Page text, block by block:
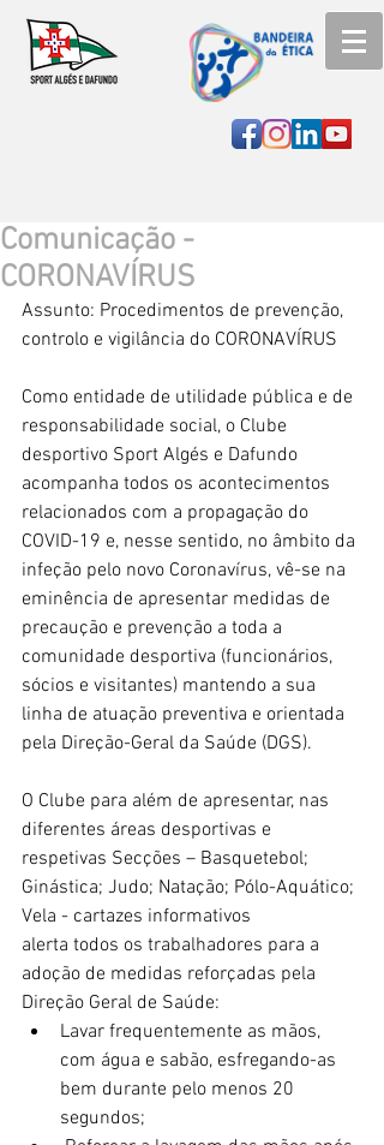
Comunicação -
CORONAVÍRUS
Assunto: Procedimentos de prevenção,
controlo e vigilância do CORONAVÍRUS
Como entidade de utilidade pública e de
responsabilidade social, o Clube
desportivo Sport Algés e Dafundo
acompanha todos os acontecimentos
relacionados com a propagação do
COVID-19 e, nesse sentido, no âmbito da
infeção pelo novo Coronavírus, vê-se na
eminência de apresentar medidas de
precaução e prevenção a toda a
comunidade desportiva (funcionários,
sócios e visitantes) mantendo a sua
linha de atuação preventiva e orientada
pela Direção-Geral da Saúde (DGS).
O Clube para além de apresentar, nas
diferentes áreas desportivas e
respetivas Secções – Basquetebol;
Ginástica; Judo; Natação; Pólo-Aquático;
Vela - cartazes informativos
alerta todos os trabalhadores para a
adoção de medidas reforçadas pela
Direção Geral de Saúde:
Lavar frequentemente as mãos,
com água e sabão, esfregando-as
bem durante pelo menos 20
segundos;